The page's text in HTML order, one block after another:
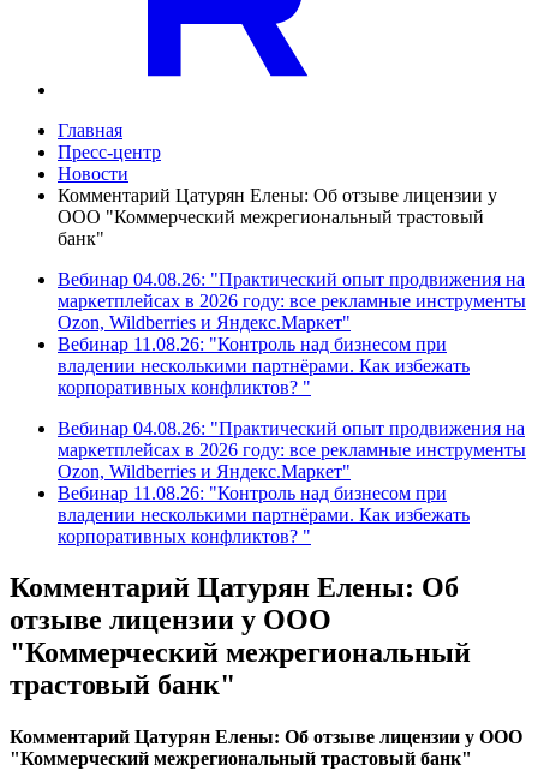
Главная
Пресс-центр
Новости
Комментарий Цатурян Елены: Об отзыве лицензии у
ООО "Коммерческий межрегиональный трастовый
банк"
Вебинар 04.08.26: "Практический опыт продвижения на
маркетплейсах в 2026 году: все рекламные инструменты
Ozon, Wildberries и Яндекс.Маркет"
Вебинар 11.08.26: "Контроль над бизнесом при
владении несколькими партнёрами. Как избежать
корпоративных конфликтов? "
Вебинар 04.08.26: "Практический опыт продвижения на
маркетплейсах в 2026 году: все рекламные инструменты
Ozon, Wildberries и Яндекс.Маркет"
Вебинар 11.08.26: "Контроль над бизнесом при
владении несколькими партнёрами. Как избежать
корпоративных конфликтов? "
Комментарий Цатурян Елены: Об
отзыве лицензии у ООО
"Коммерческий межрегиональный
трастовый банк"
Комментарий Цатурян Елены: Об отзыве лицензии у ООО
"Коммерческий межрегиональный трастовый банк"